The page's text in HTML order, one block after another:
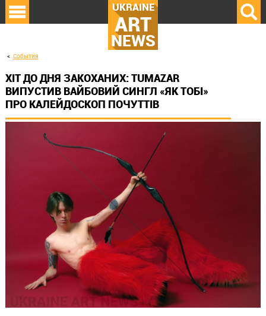
UKRAINE
ART
NEWS
События
ХІТ ДО ДНЯ ЗАКОХАНИХ: TUMAZAR
ВИПУСТИВ ВАЙБОВИЙ СИНГЛ «ЯК ТОБІ»
ПРО КАЛЕЙДОСКОП ПОЧУТТІВ